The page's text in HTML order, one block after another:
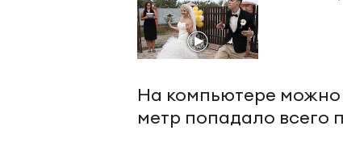
На компьютере можно
метр попадало всего